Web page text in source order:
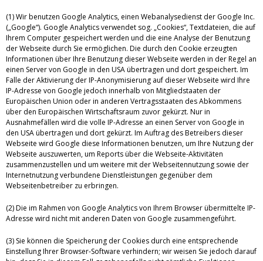
(1) Wir benutzen Google Analytics, einen Webanalysedienst der Google Inc.
(„Google“). Google Analytics verwendet sog. „Cookies“, Textdateien, die auf
Ihrem Computer gespeichert werden und die eine Analyse der Benutzung
der Webseite durch Sie ermöglichen. Die durch den Cookie erzeugten
Informationen über Ihre Benutzung dieser Webseite werden in der Regel an
einen Server von Google in den USA übertragen und dort gespeichert. Im
Falle der Aktivierung der IP-Anonymisierung auf dieser Webseite wird Ihre
IP-Adresse von Google jedoch innerhalb von Mitgliedstaaten der
Europäischen Union oder in anderen Vertragsstaaten des Abkommens
über den Europäischen Wirtschaftsraum zuvor gekürzt. Nur in
Ausnahmefällen wird die volle IP-Adresse an einen Server von Google in
den USA übertragen und dort gekürzt. Im Auftrag des Betreibers dieser
Webseite wird Google diese Informationen benutzen, um Ihre Nutzung der
Webseite auszuwerten, um Reports über die Webseite-Aktivitäten
zusammenzustellen und um weitere mit der Webseitennutzung sowie der
Internetnutzung verbundene Dienstleistungen gegenüber dem
Webseitenbetreiber zu erbringen.
(2) Die im Rahmen von Google Analytics von Ihrem Browser übermittelte IP-
Adresse wird nicht mit anderen Daten von Google zusammengeführt.
(3) Sie können die Speicherung der Cookies durch eine entsprechende
Einstellung Ihrer Browser-Software verhindern; wir weisen Sie jedoch darauf